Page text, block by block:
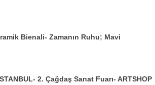
Bienali- Zamanın Ruhu; Mavi
2. Çağdaş Sanat Fuarı- ARTSHOP